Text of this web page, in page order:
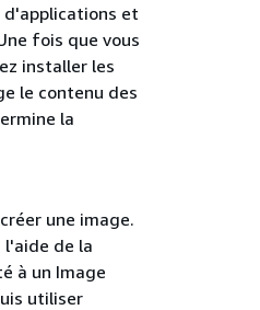
d'applications et
fois que vous
installer les
le contenu des
la
une image.
l'aide de la
à un Image
utiliser